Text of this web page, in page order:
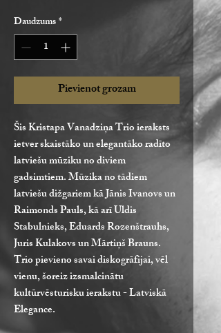
Daudzums*
Pievienot grozam
Šis Kristapa Vanadziņa Trio ieraksts
ietver skaistāko un elegantāko radīto
latviešu mūziku no diviem
gadsimtiem. Mūzika no tādiem
latviešu dižgariem kā Jānis Ivanovs un
Raimonds Pauls, kā arī Uldis
Stabulnieks, Eduards Rozenštrauhs,
Juris Kulakovs un Mārtiņš Brauns.
Trio pievieno savai diskogrāfijai, vēl
vienu, šoreiz izsmalcinātu
kultūrvēsturisku ierakstu - Latviskā
Elegance.